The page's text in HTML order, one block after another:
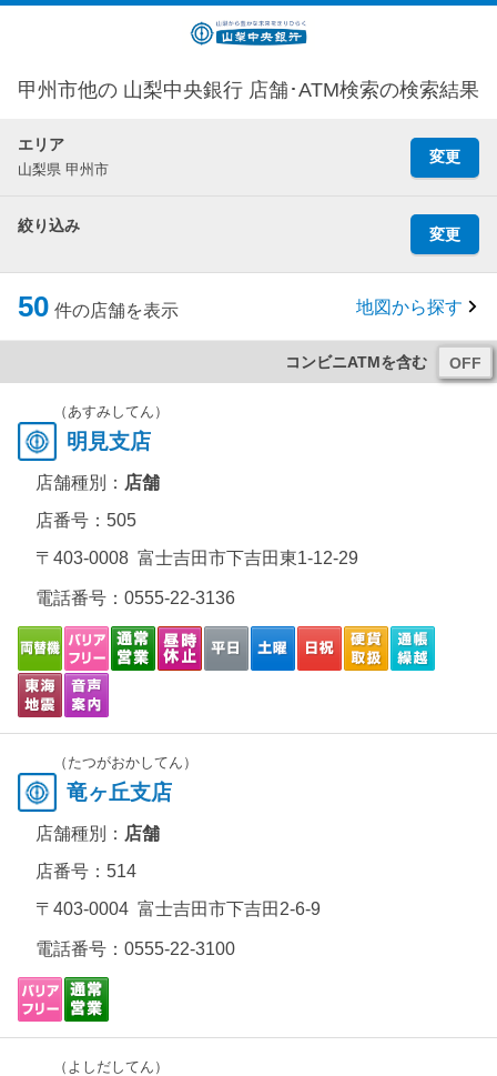
甲州市他の 山梨中央銀行 店舗･ATM検索の検索結果
エリア
山梨県 甲州市
変更
絞り込み 変更
50 件の店舗を表示 地図から探す
コンビニATMを含む
（あすみしてん）
明見支店
店舗種別： 店舗
店番号：505
〒403-0008 富士吉田市下吉田東1-12-29
電話番号： 0555-22-3136
（たつがおかしてん）
竜ヶ丘支店
店舗種別： 店舗
店番号：514
〒403-0004 富士吉田市下吉田2-6-9
電話番号： 0555-22-3100
（よしだしてん）